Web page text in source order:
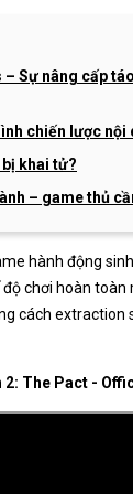
– Sự nâng cấp
chiến lược nội
khai tử?
– game thủ
hành động
chơi hoàn
cách extraction
The Pact -